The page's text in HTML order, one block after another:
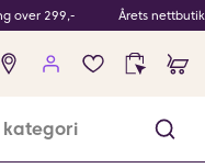
over 299,- Årets
Ingen
produkter